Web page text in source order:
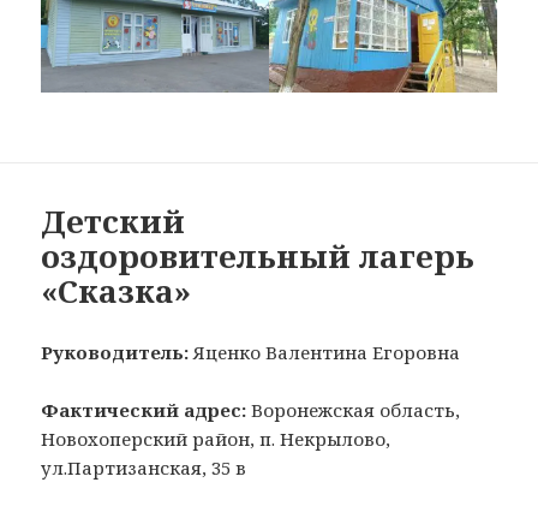
Детский
оздоровительный лагерь
«Сказка»
Руководитель:Яценко Валентина Егоровна
Фактический адрес: Воронежская область,
Новохоперский район, п. Некрылово,
ул.Партизанская, 35 в